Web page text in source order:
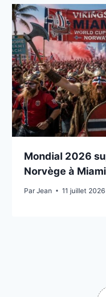
Mondial 2026
Norvège à Miami
ParJean
11 juillet 202611 juillet 2026